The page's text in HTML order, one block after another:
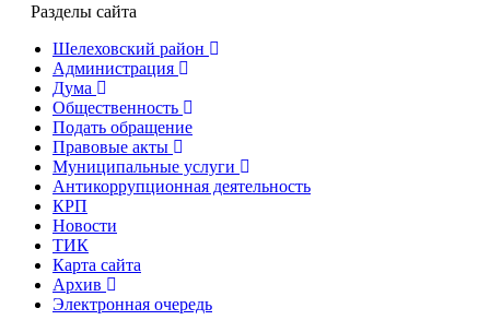
Разделы сайта
Шелеховский район
Администрация
Дума
Общественность
Подать обращение
Правовые акты
Муниципальные услуги
Антикоррупционная деятельность
КРП
Новости
ТИК
Карта сайта
Архив
Электронная очередь